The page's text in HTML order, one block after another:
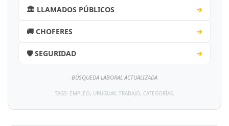
🏛️ LLAMADOS PÚBLICOS ➔
🚚 CHOFERES ➔
🛡️ SEGURIDAD ➔
BÚSQUEDA LABORAL ACTUALIZADA
TAGS: EMPLEO, URUGUAY, TRABAJO, CATEGORÍAS.